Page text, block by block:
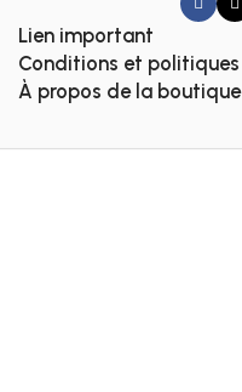
Lien important
Conditions et politiques
À propos de la boutique